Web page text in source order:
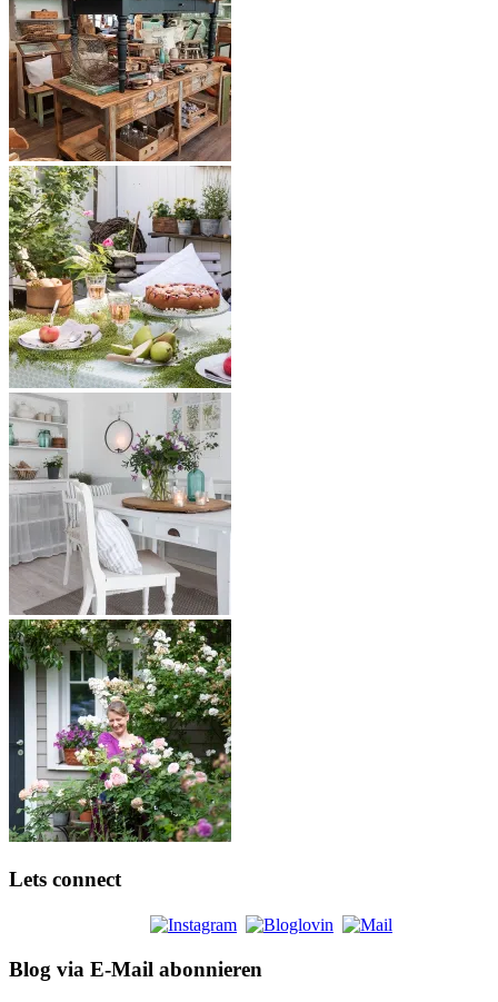
Lets connect
Blog via E-Mail abonnieren